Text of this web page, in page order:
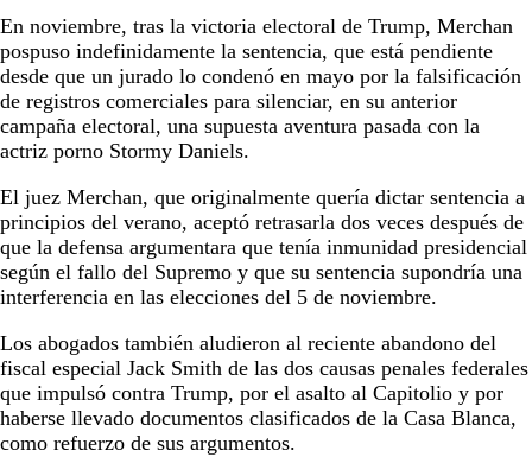
En noviembre, tras la victoria electoral de Trump, Merchan
pospuso indefinidamente la sentencia, que está pendiente
desde que un jurado lo condenó en mayo por la falsificación
de registros comerciales para silenciar, en su anterior
campaña electoral, una supuesta aventura pasada con la
actriz porno Stormy Daniels.
El juez Merchan, que originalmente quería dictar sentencia a
principios del verano, aceptó retrasarla dos veces después de
que la defensa argumentara que tenía inmunidad presidencial
según el fallo del Supremo y que su sentencia supondría una
interferencia en las elecciones del 5 de noviembre.
Los abogados también aludieron al reciente abandono del
fiscal especial Jack Smith de las dos causas penales federales
que impulsó contra Trump, por el asalto al Capitolio y por
haberse llevado documentos clasificados de la Casa Blanca,
como refuerzo de sus argumentos.